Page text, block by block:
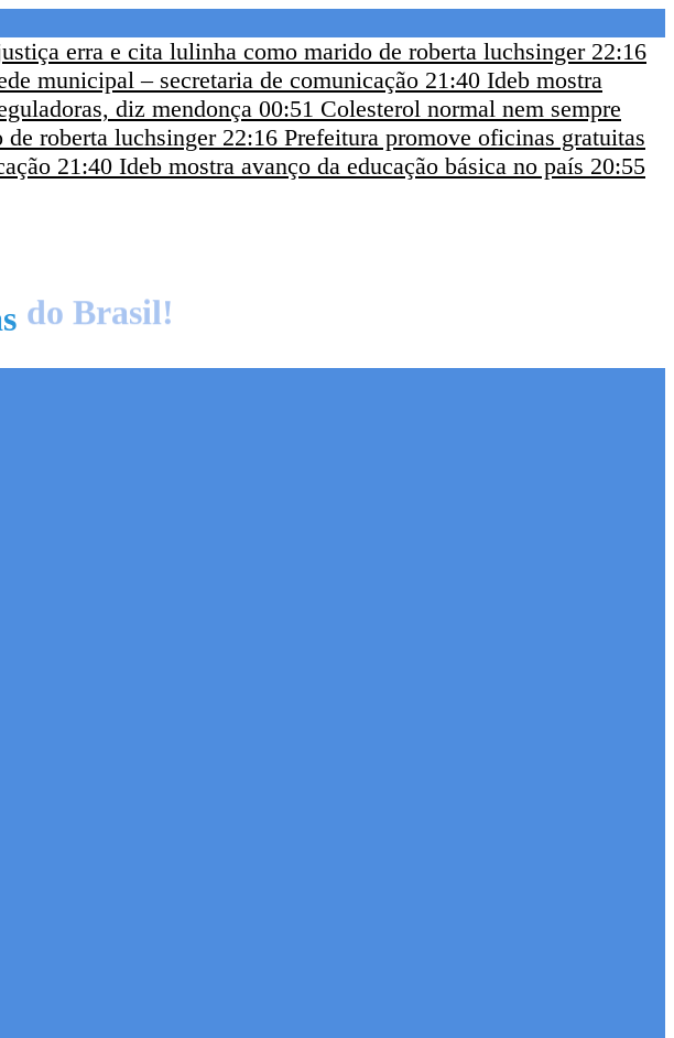
erra e cita lulinha como marido de roberta luchsinger 22:16
municipal – secretaria de comunicação 21:40 Ideb mostra
diz mendonça 00:51 Colesterol normal nem sempre
roberta luchsinger 22:16 Prefeitura promove oficinas gratuitas
21:40 Ideb mostra avanço da educação básica no país 20:55
do Mundo!